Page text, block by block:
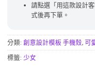
請點選「用這款設計
式後再下單。
分類: 創意設計模板 手機殼 可
標籤: 少女